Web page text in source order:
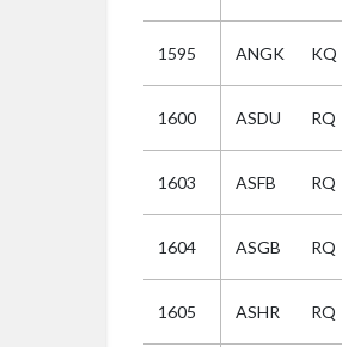
1595 ANGK KQ
1600 ASDU RQ
1603 ASFB RQ
1604 ASGB RQ
1605 ASHR RQ